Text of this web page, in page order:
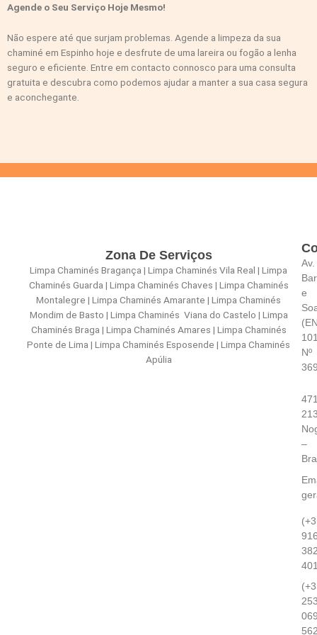
Agende o Seu Serviço Hoje Mesmo!
Não espere até que surjam problemas. Agende a limpeza da sua
chaminé em Espinho hoje e desfrute de uma lareira ou fogão a lenha
seguro e eficiente. Entre em contacto connosco para uma consulta
gratuita e descubra como podemos ajudar a manter a sua casa segura
e aconchegante.
Zona De Serviços
Limpa Chaminés Bragança | Limpa Chaminés Vila Real | Limpa
Chaminés Guarda | Limpa Chaminés Chaves | Limpa Chaminés
Montalegre | Limpa Chaminés Amarante | Limpa Chaminés
Mondim de Basto | Limpa Chaminés Viana do Castelo | Limpa
Chaminés Braga | Limpa Chaminés Amares | Limpa Chaminés
Ponte de Lima | Limpa Chaminés Esposende | Limpa Chaminés
Apúlia
Av.
e
Nº
–